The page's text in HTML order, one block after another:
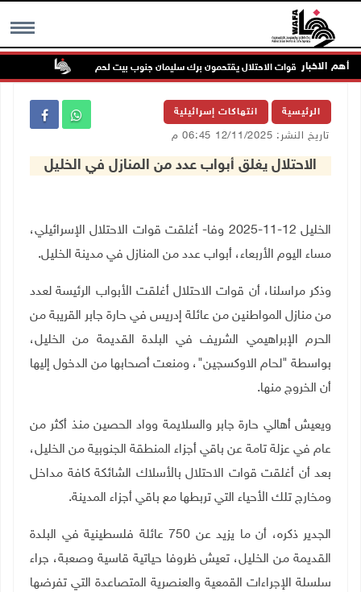
MENU أهم الاخبار
بحماية قوات الاحتلال يقتحمون برك سليمان جنوب بيت لحم
الرئيسية انتهاكات إسرائيلية
تاريخ النشر: 12/11/2025 06:45 م
الاحتلال يغلق أبواب عدد من المنازل في الخليل
الخليل 12-11-2025 وفا- أغلقت قوات الاحتلال الإسرائيلي،
مساء اليوم الأربعاء، أبواب عدد من المنازل في مدينة الخليل.
وذكر مراسلنا، أن قوات الاحتلال أغلقت الأبواب الرئيسة لعدد
من منازل المواطنين من عائلة إدريس في حارة جابر القريبة من
الحرم الإبراهيمي الشريف في البلدة القديمة من الخليل،
بواسطة "لحام الاوكسجين"، ومنعت أصحابها من الدخول إليها
أن الخروج منها.
ويعيش أهالي حارة جابر والسلايمة وواد الحصين منذ أكثر من
عام في عزلة تامة عن باقي أجزاء المنطقة الجنوبية من الخليل،
بعد أن أغلقت قوات الاحتلال بالأسلاك الشائكة كافة مداخل
ومخارج تلك الأحياء التي تربطها مع باقي أجزاء المدينة.
الجدير ذكره، أن ما يزيد عن 750 عائلة فلسطينية في البلدة
القديمة من الخليل، تعيش ظروفا حياتية قاسية وصعبة، جراء
سلسلة الإجراءات القمعية والعنصرية المتصاعدة التي تفرضها